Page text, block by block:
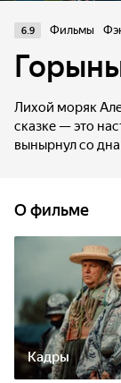
6.9 Фильмы
Лихой моряк
сказке — это
вынырнул со
неизлечимую
непобедимого
от коварных
в жизни
кругом идет! В
верный друг —
считает Лёху
сюрприз.
О фильме
Кадры